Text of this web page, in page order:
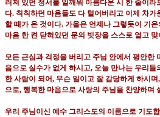
모든 근심과 걱정을 버리고 주님 안에서 평안한
음으로 실수가 없게 하시고, 오늘 만나는 우리들
한 사람이 되어, 무슨 일이고 잘 감당하게 하시며,
으로, 행복한 마음으로 사랑의 주님을 찬양하며
우리 주님이신 예수 그리스도의 이름으로 기도